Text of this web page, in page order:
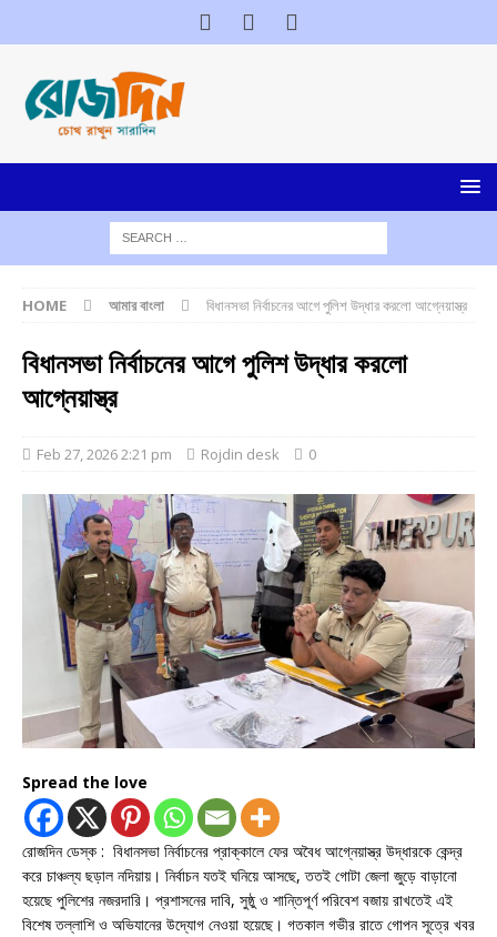
HOME আমার বাংলা বিধানসভা নির্বাচনের আগে পুলিশ উদ্ধার করলো আগ্নেয়াস্ত্র
বিধানসভা নির্বাচনের আগে পুলিশ উদ্ধার করলো
আগ্নেয়াস্ত্র
Feb 27, 2026 2:21 pm Rojdin desk 0
Spread the love
রোজদিন ডেস্ক : বিধানসভা নির্বাচনের প্রাক্কালে ফের অবৈধ আগ্নেয়াস্ত্র উদ্ধারকে কেন্দ্র
করে চাঞ্চল্য ছড়াল নদিয়ায়। নির্বাচন যতই ঘনিয়ে আসছে, ততই গোটা জেলা জুড়ে বাড়ানো
হয়েছে পুলিশের নজরদারি। প্রশাসনের দাবি, সুষ্ঠু ও শান্তিপূর্ণ পরিবেশ বজায় রাখতেই এই
বিশেষ তল্লাশি ও অভিযানের উদ্যোগ নেওয়া হয়েছে। গতকাল গভীর রাতে গোপন সূত্রে খবর